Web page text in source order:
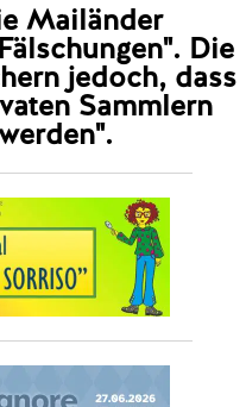
Mailänder
Die
jedoch, dass
Sammlern